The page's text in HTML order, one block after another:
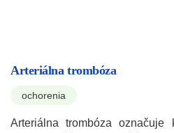
Arteriálna trombóza
ochorenia
Arteriálna trombóza